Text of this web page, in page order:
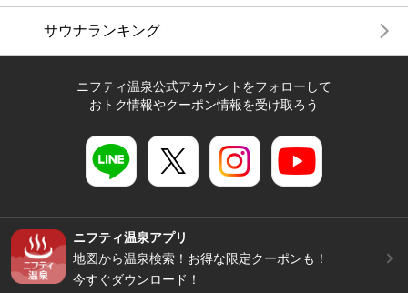
サウナランキング
ニフティ温泉公式アカウントをフォローして
おトク情報やクーポン情報を受け取ろう
ニフティ温泉アプリ
地図から温泉検索！お得な限定クーポンも！
今すぐダウンロード！